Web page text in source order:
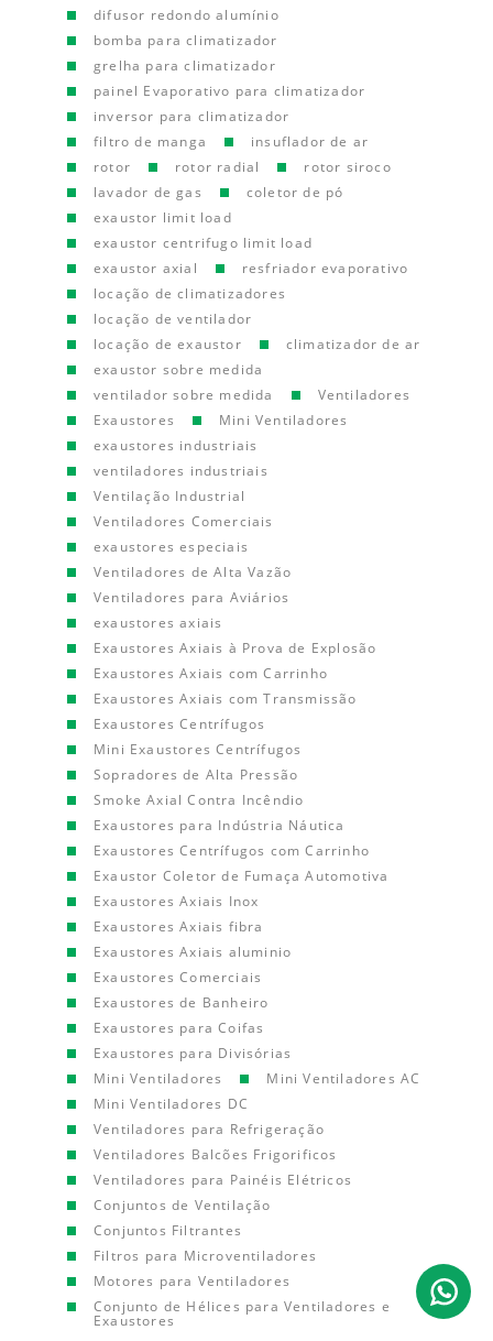
difusor redondo alumínio
bomba para climatizador
grelha para climatizador
painel Evaporativo para climatizador
inversor para climatizador
filtro de manga
insuflador de ar
rotor
rotor radial
rotor siroco
lavador de gas
coletor de pó
exaustor limit load
exaustor centrifugo limit load
exaustor axial
resfriador evaporativo
locação de climatizadores
locação de ventilador
locação de exaustor
climatizador de ar
exaustor sobre medida
ventilador sobre medida
Ventiladores
Exaustores
Mini Ventiladores
exaustores industriais
ventiladores industriais
Ventilação Industrial
Ventiladores Comerciais
exaustores especiais
Ventiladores de Alta Vazão
Ventiladores para Aviários
exaustores axiais
Exaustores Axiais à Prova de Explosão
Exaustores Axiais com Carrinho
Exaustores Axiais com Transmissão
Exaustores Centrífugos
Mini Exaustores Centrífugos
Sopradores de Alta Pressão
Smoke Axial Contra Incêndio
Exaustores para Indústria Náutica
Exaustores Centrífugos com Carrinho
Exaustor Coletor de Fumaça Automotiva
Exaustores Axiais Inox
Exaustores Axiais fibra
Exaustores Axiais aluminio
Exaustores Comerciais
Exaustores de Banheiro
Exaustores para Coifas
Exaustores para Divisórias
Mini Ventiladores
Mini Ventiladores AC
Mini Ventiladores DC
Ventiladores para Refrigeração
Ventiladores Balcões Frigorificos
Ventiladores para Painéis Elétricos
Conjuntos de Ventilação
Conjuntos Filtrantes
Filtros para Microventiladores
Motores para Ventiladores
Conjunto de Hélices para Ventiladores e
Exaustores